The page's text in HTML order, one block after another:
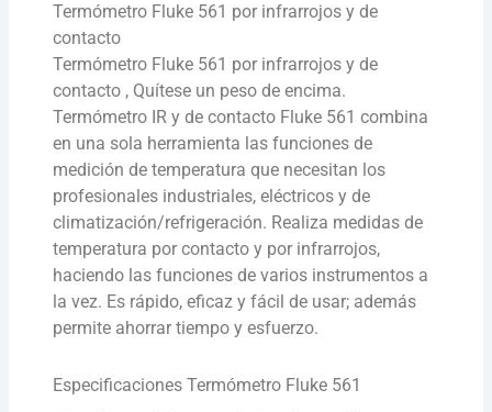
Termómetro Fluke 561 por infrarrojos y de
contacto
Termómetro Fluke 561 por infrarrojos y de
contacto , Quítese un peso de encima.
Termómetro IR y de contacto Fluke 561 combina
en una sola herramienta las funciones de
medición de temperatura que necesitan los
profesionales industriales, eléctricos y de
climatización/refrigeración. Realiza medidas de
temperatura por contacto y por infrarrojos,
haciendo las funciones de varios instrumentos a
la vez. Es rápido, eficaz y fácil de usar; además
permite ahorrar tiempo y esfuerzo.
Especificaciones Termómetro Fluke 561